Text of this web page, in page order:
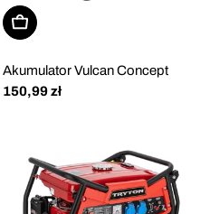
Dodaj do koszyka
Akumulator Vulcan Concept
Cena
150,99 zł